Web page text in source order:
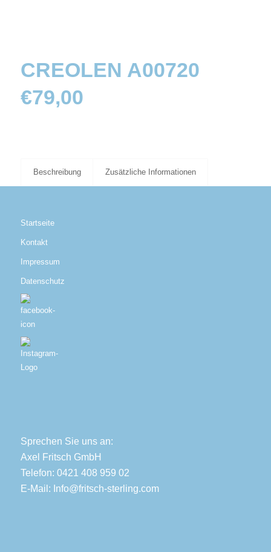
CREOLEN A00720
€79,00
Beschreibung Zusätzliche Informationen
Startseite
Kontakt
Impressum
Datenschutz
Sprechen Sie uns an:
Axel Fritsch GmbH
Telefon: 0421 408 959 02
E-Mail: Info@fritsch-sterling.com